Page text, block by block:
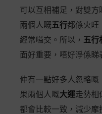
可以互相補足，對雙
兩個人嘅五行都係火旺
經常嗌交。所以， 五行
面好重要，唔好淨係睇
仲有一點好多人忽略嘅
果兩個人嘅大運走勢相
都會比較一致，減少